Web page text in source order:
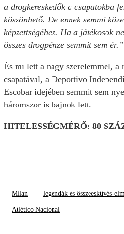
a drogkereskedők a csapatokba
köszönhető. De ennek semmi
képzettségéhez. Ha a játékosok
összes drogpénze semmit sem ér.”
És mi lett a nagy szerelemmel, a
csapatával, a Deportivo
Escobar idejében semmit sem
háromszor is bajnok lett.
HITELESSÉGMÉRŐ: 80
Milan legendák és összeesküvés-
Atlético Nacional